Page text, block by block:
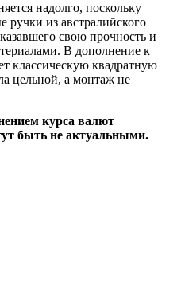
надолго, поскольку
ручки из австралийского
свою прочность и
В дополнение к
классическую квадратную
цельной, а монтаж не
курса валют
быть не актуальными.